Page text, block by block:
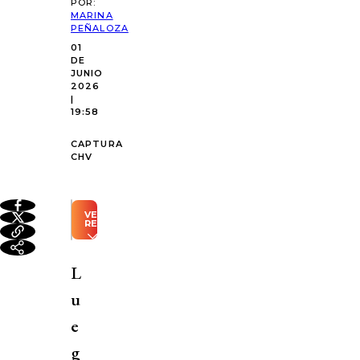
POR:
MARINA
PEÑALOZA
01
DE
JUNIO
2026
|
19:58
CAPTURA
CHV
VER
RESUMEN
generado
Inteligencia
Fran
L
u
e
g